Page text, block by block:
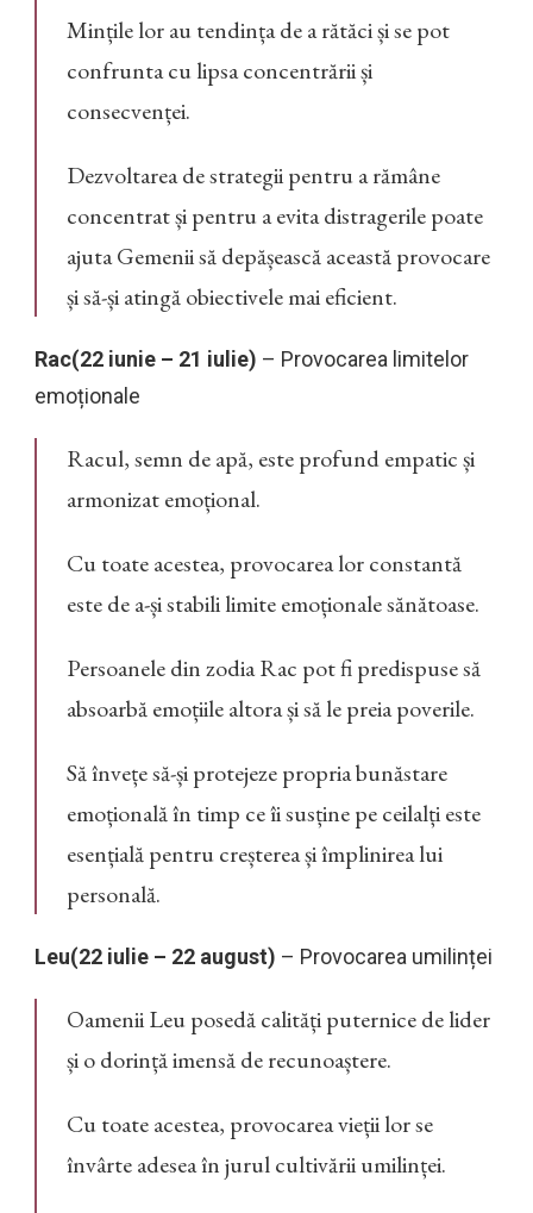
Mințile lor au tendința de a rătăci și se pot
confrunta cu lipsa concentrării și
consecvenței.
Dezvoltarea de strategii pentru a rămâne
concentrat și pentru a evita distragerile poate
ajuta Gemenii să depășească această provocare
și să-și atingă obiectivele mai eficient.
Rac(22 iunie – 21 iulie) – Provocarea limitelor
emoționale
Racul, semn de apă, este profund empatic și
armonizat emoțional.
Cu toate acestea, provocarea lor constantă
este de a-și stabili limite emoționale sănătoase.
Persoanele din zodia Rac pot fi predispuse să
absoarbă emoțiile altora și să le preia poverile.
Să învețe să-și protejeze propria bunăstare
emoțională în timp ce îi susține pe ceilalți este
esențială pentru creșterea și împlinirea lui
personală.
Leu(22 iulie – 22 august) – Provocarea umilinței
Oamenii Leu posedă calități puternice de lider
și o dorință imensă de recunoaștere.
Cu toate acestea, provocarea vieții lor se
învârte adesea în jurul cultivării umilinței.